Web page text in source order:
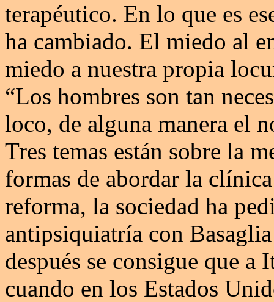
terapéutico. En lo que es
ha cambiado. El miedo al
miedo a nuestra propia
“Los hombres son tan
loco, de alguna manera el
Tres temas están sobre la
formas de abordar la
reforma, la sociedad ha
antipsiquiatría con
después se consigue que
cuando en los Estados